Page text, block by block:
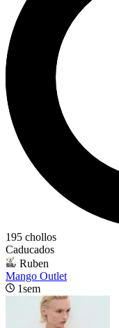
195 chollos
Caducados
Ruben
Mango Outlet
1sem